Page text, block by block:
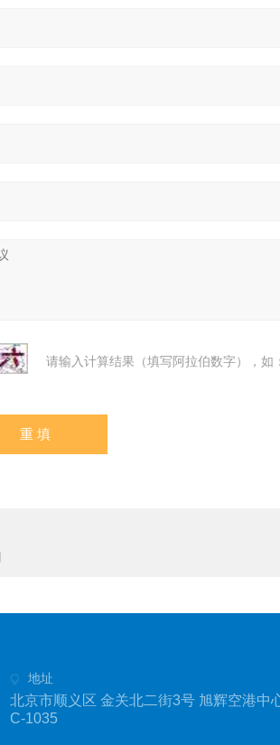
请输入计算结果（填写阿拉伯数字），如
地址
北京市顺义区 金关北二街3号 旭辉空港中
C-1035